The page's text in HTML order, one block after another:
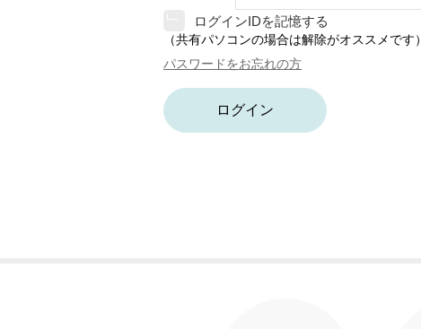
ログインIDを記憶する
（共有パソコンの場合は解除がオススメです）
パスワードをお忘れの方
ログイン